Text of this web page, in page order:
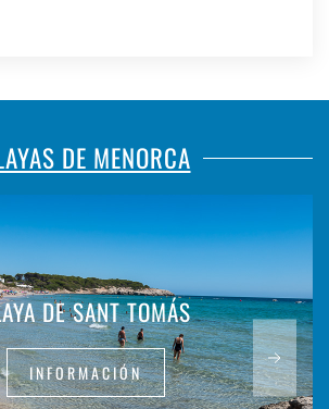
DE MENORCA
DE SANT TOMÁS
INFORMACIÓN